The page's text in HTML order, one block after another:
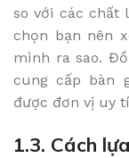
so với các chất
chọn bạn nên
mình ra sao.
cung cấp bàn
được đơn vị uy
1.3. Cách